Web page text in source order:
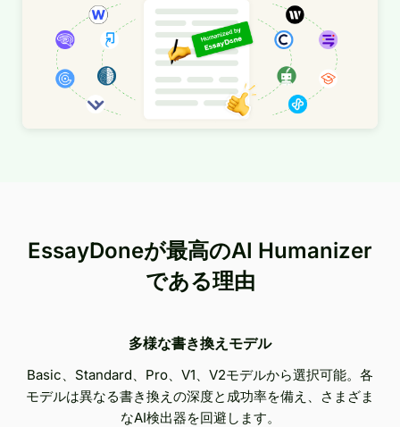
EssayDoneが最高のAI Humanizer
である理由
多様な書き換えモデル
Basic、Standard、Pro、V1、V2モデルから選択可能。各
モデルは異なる書き換えの深度と成功率を備え、さまざま
なAI検出器を回避します。